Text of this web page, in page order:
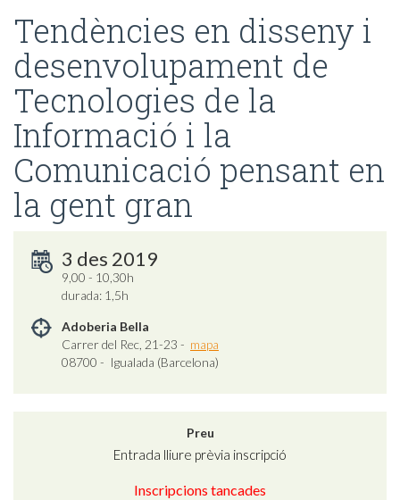
Tendències en disseny i
desenvolupament de
Tecnologies de la
Informació i la
Comunicació pensant en
la gent gran
3 des 2019
9,00 - 10,30h
durada: 1,5h
Adoberia Bella
Carrer del Rec, 21-23 - mapa
08700 - Igualada (Barcelona)
Preu
Entrada lliure prèvia inscripció
Inscripcions tancades